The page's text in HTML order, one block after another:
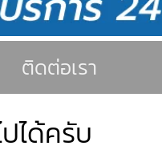
ติดต่อเรา
ได้ครับ